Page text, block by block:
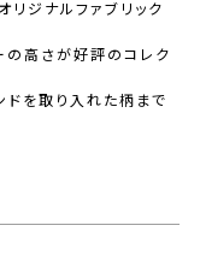
ジナルファブリック
の高さが好評のコレク
ドを取り入れた柄まで